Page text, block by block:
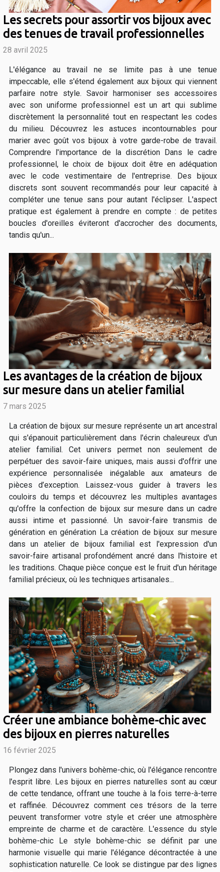
Les secrets pour assortir vos bijoux avec
des tenues de travail professionnelles
28 avril 2025
L'élégance au travail ne se limite pas à une tenue
impeccable, elle s'étend également aux bijoux qui viennent
parfaire notre style. Savoir harmoniser ses accessoires
avec son uniforme professionnel est un art qui sublime
discrètement la personnalité tout en respectant les codes
du milieu. Découvrez les astuces incontournables pour
marier avec goût vos bijoux à votre garde-robe de travail.
Comprendre l'importance de la discrétion Dans le cadre
professionnel, le choix de bijoux doit être en adéquation
avec le code vestimentaire de l'entreprise. Des bijoux
discrets sont souvent recommandés pour leur capacité à
compléter une tenue sans pour autant l'éclipser. L'aspect
pratique est également à prendre en compte : de petites
boucles d'oreilles éviteront d'accrocher des documents,
tandis qu'un...
Les avantages de la création de bijoux
sur mesure dans un atelier familial
7 mars 2025
La création de bijoux sur mesure représente un art ancestral
qui s'épanouit particulièrement dans l'écrin chaleureux d'un
atelier familial. Cet univers permet non seulement de
perpétuer des savoir-faire uniques, mais aussi d'offrir une
expérience personnalisée inégalable aux amateurs de
pièces d’exception. Laissez-vous guider à travers les
couloirs du temps et découvrez les multiples avantages
qu'offre la confection de bijoux sur mesure dans un cadre
aussi intime et passionné. Un savoir-faire transmis de
génération en génération La création de bijoux sur mesure
dans un atelier de bijoux familial est l'expression d'un
savoir-faire artisanal profondément ancré dans l'histoire et
les traditions. Chaque pièce conçue est le fruit d'un héritage
familial précieux, où les techniques artisanales...
Créer une ambiance bohème-chic avec
des bijoux en pierres naturelles
16 février 2025
Plongez dans l'univers bohème-chic, où l'élégance rencontre
l'esprit libre. Les bijoux en pierres naturelles sont au cœur
de cette tendance, offrant une touche à la fois terre-à-terre
et raffinée. Découvrez comment ces trésors de la terre
peuvent transformer votre style et créer une atmosphère
empreinte de charme et de caractère. L'essence du style
bohème-chic Le style bohème-chic se définit par une
harmonie visuelle qui marie l'élégance décontractée à une
sophistication naturelle. Ce look se distingue par des lignes